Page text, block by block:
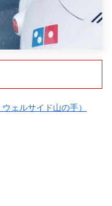
ェルサイド山の手）